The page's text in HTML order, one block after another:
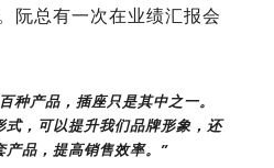
阮总有一次在业绩汇报会
种产品，插座只是其中之一。
式，可以提升我们品牌形象，还
品，提高销售效率。”